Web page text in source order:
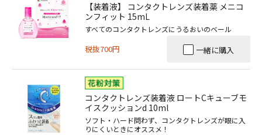
【装着液】 コンタクトレンズ装着薬 メニコ
ンフィット 15mL
すべてのコンタクトレンズにうるおいのベール
税抜700円 一緒に購入
コンタクトレンズ装着液 ロートCキューブモ
イスクッションd 10ml
ソフト・ハード問わず、コンタクトレンズが眼に入
りにくいときにオススメ！